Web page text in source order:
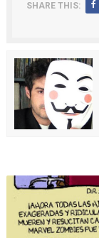
SHARE THIS: